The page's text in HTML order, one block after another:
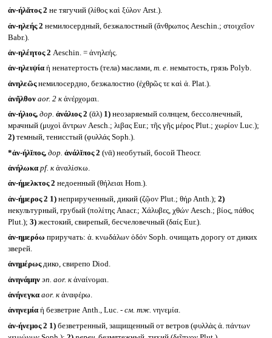
ἀν-ήλᾰτος 2 не тягучий (λίθος καὶ ξύλον Arst.).
ἀν-ηλεής 2 немилосердный, безжалостный (ἄνθρωπος Aeschin.; στοιχεῖον
Babr.).
ἀν-ηλέητος 2 Aeschin. = ἀνηλεής.
ἀν-ηλειψία ἡ ненатертость (тела) маслами,т. е. немытость, грязь Polyb.
ἀνηλεῶςнемилосердно, безжалостно (ἐχθρῶς τε καὶ ἀ. Plat.).
ἀνῆλθον aor. 2 кἀνέρχομαι.
ἀν-ήλιος, дор. ἀνάλιος 2 (ᾱλ) 1)неозаряемый солнцем, бессолнечный,
мрачный (μυχοὶ ἄντρων Aesch.; λιβας Eur.; τῆς γῆς μέρος Plut.; χωρίον Luc.);
2)темный, тенисстый (φυλλάς Soph.).
*ἀν-ήλῐπος, дор. ἀνάλῐπος 2 (νᾱ) необутый, босой Theocr.
ἀνήλωκα pf. кἀναλίσκω.
ἀν-ήμελκτος 2 недоенный (θήλειαι Hom.).
ἀν-ήμερος 2 1)неприрученный, дикий (ζῷον Plut.; θήρ Anth.); 2)
некультурный, грубый (πολίτης Anacr.; Χάλυβες, χθών Aesch.; βίος, πάθος
Plut.); 3)жестокий, свирепый, бесчеловечный (δαίς Eur.).
ἀν-ημερόω приручать: ἀ. κνωδάλων ὁδόν Soph. очищать дорогу от диких
зверей.
ἀνημέρωςдико, свирепо Diod.
ἀνηνάμην эп. aor. кἀναίνομαι.
ἀνήνεγκα aor. кἀναφέρω.
ἀνηνεμία ἡ безветрие Anth., Luc. - см. тж. νηνεμία.
ἀν-ήνεμος 2 1)безветренный, защищенный от ветров (φυλλὰς ἀ. πάντων